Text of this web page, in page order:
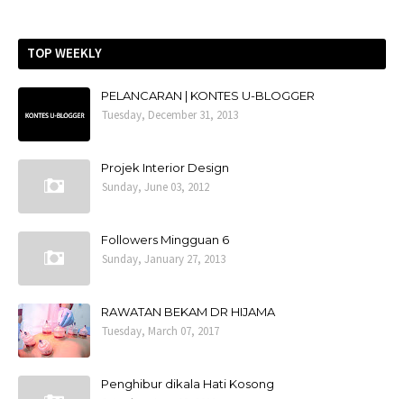
TOP WEEKLY
PELANCARAN | KONTES U-BLOGGER
Tuesday, December 31, 2013
Projek Interior Design
Sunday, June 03, 2012
Followers Mingguan 6
Sunday, January 27, 2013
RAWATAN BEKAM DR HIJAMA
Tuesday, March 07, 2017
Penghibur dikala Hati Kosong